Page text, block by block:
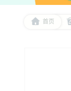
首页